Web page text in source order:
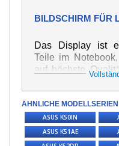
BILDSCHIRM FÜR
Das Display ist
Teile im
auf höchste
Er dient zur
Bildern in
seiner
schnell, deshalb
Notebook höchst
Zu den
ÄHNLICHE MODELLSERIEN
ASUS K50IN
ASUS K51AE